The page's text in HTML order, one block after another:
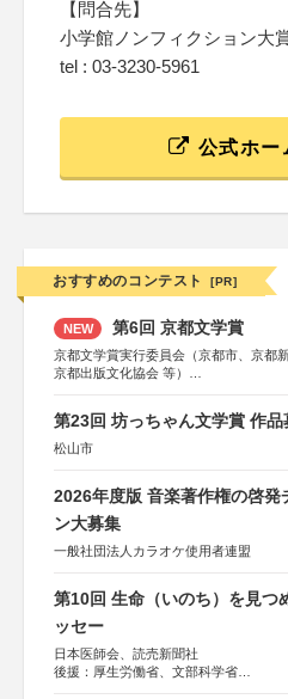
【問合先】
小学館ノンフィクション大
tel : 03-3230-5961
公式ホー
おすすめのコンテスト [PR]
NEW 第6回 京都文学賞
京都文学賞実行委員会（京都市、京都
京都出版文化協会 等）
KADOKAWA、河出書房新社、幻冬舎、
集英社、小学館、祥伝社、新潮社、淡
マ社、徳間書店、早川書房、PHP研究
第23回 坊っちゃん文学賞 作品
松山市
2026年度版 音楽著作権の啓発
ン大募集
一般社団法人カラオケ使用者連盟
第10回 生命（いのち）を見つ
ッセー
日本医師会、読売新聞社
後援：厚生労働省、文部科学省